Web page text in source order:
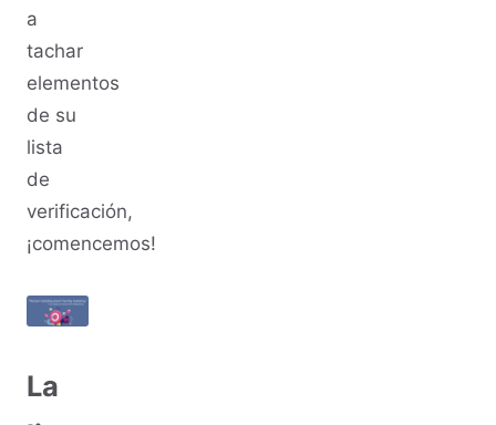
a
tachar
elementos
de su
lista
de
verificación,
¡comencemos!
La